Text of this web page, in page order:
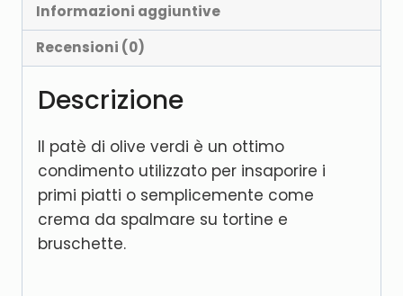
Informazioni aggiuntive
Recensioni (0)
Descrizione
Il patè di olive verdi è un ottimo
condimento utilizzato per insaporire i
primi piatti o semplicemente come
crema da spalmare su tortine e
bruschette.